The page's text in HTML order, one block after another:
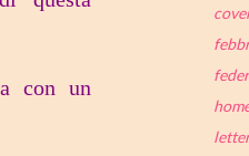
con un